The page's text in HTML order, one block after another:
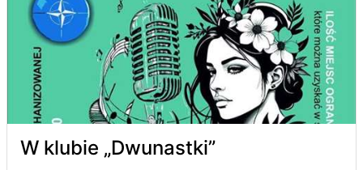
W klubie „Dwunastki”